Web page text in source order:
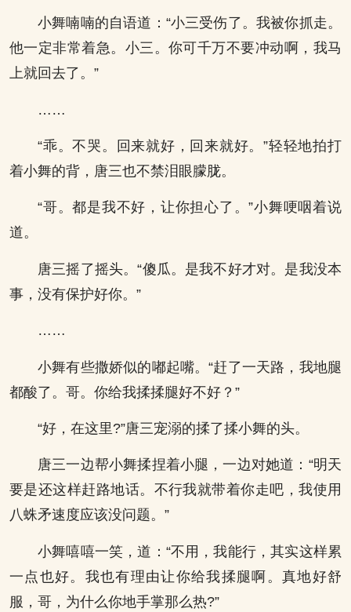
小舞喃喃的自语道：“小三受伤了。我被你抓走。
他一定非常着急。小三。你可千万不要冲动啊，我马
上就回去了。”
……
“乖。不哭。回来就好，回来就好。”轻轻地拍打
着小舞的背，唐三也不禁泪眼朦胧。
“哥。都是我不好，让你担心了。”小舞哽咽着说
道。
唐三摇了摇头。“傻瓜。是我不好才对。是我没本
事，没有保护好你。”
……
小舞有些撒娇似的嘟起嘴。“赶了一天路，我地腿
都酸了。哥。你给我揉揉腿好不好？”
“好，在这里?”唐三宠溺的揉了揉小舞的头。
唐三一边帮小舞揉捏着小腿，一边对她道：“明天
要是还这样赶路地话。不行我就带着你走吧，我使用
八蛛矛速度应该没问题。”
小舞嘻嘻一笑，道：“不用，我能行，其实这样累
一点也好。我也有理由让你给我揉腿啊。真地好舒
服，哥，为什么你地手掌那么热?”